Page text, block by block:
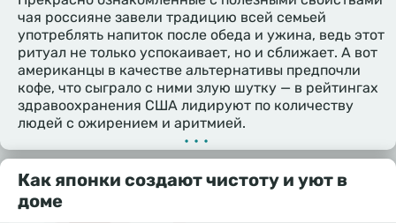
чая россияне завели традицию всей семьей
употреблять напиток после обеда и ужина, ведь этот
ритуал не только успокаивает, но и сближает. А вот
американцы в качестве альтернативы предпочли
кофе, что сыграло с ними злую шутку — в рейтингах
здравоохранения США лидируют по количеству
людей с ожирением и аритмией.
•••
Как японки создают чистоту и уют в
доме